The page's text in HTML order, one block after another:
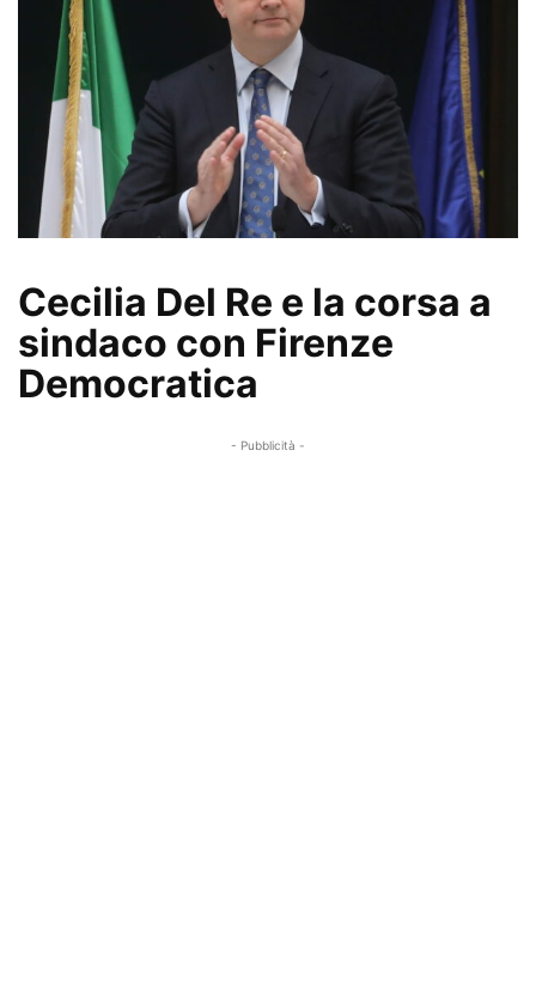
Cecilia Del Re e la corsa a
sindaco con Firenze
Democratica
- Pubblicità -